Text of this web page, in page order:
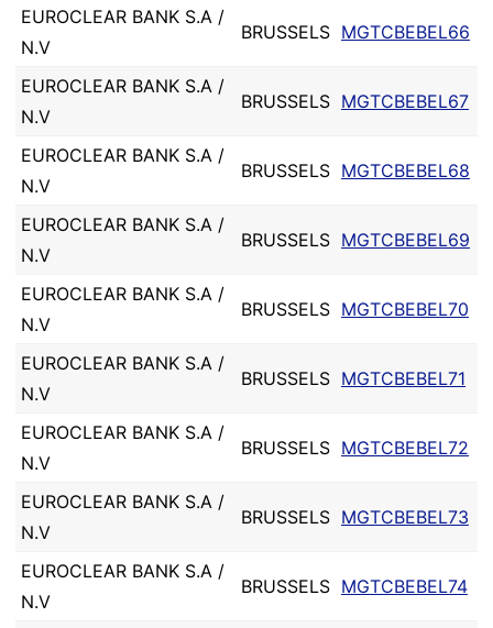
EUROCLEAR BANK S.A /
N.V
BRUSSELS MGTCBEBEL66
EUROCLEAR BANK S.A /
N.V
BRUSSELS MGTCBEBEL67
EUROCLEAR BANK S.A /
N.V
BRUSSELS MGTCBEBEL68
EUROCLEAR BANK S.A /
N.V
BRUSSELS MGTCBEBEL69
EUROCLEAR BANK S.A /
N.V
BRUSSELS MGTCBEBEL70
EUROCLEAR BANK S.A /
N.V
BRUSSELS MGTCBEBEL71
EUROCLEAR BANK S.A /
N.V
BRUSSELS MGTCBEBEL72
EUROCLEAR BANK S.A /
N.V
BRUSSELS MGTCBEBEL73
EUROCLEAR BANK S.A /
N.V
BRUSSELS MGTCBEBEL74